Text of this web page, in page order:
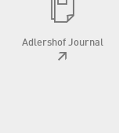
Adlershof Journal